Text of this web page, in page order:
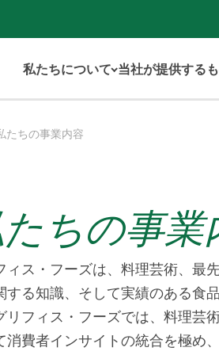
私たちについて 当社が提供する
たちの事業内容
ちの事業
ィス・フーズは、料理芸術、最
する知識、そして実績のある食
リフィス・フーズでは、料理芸
消費者インサイトの統合を極め